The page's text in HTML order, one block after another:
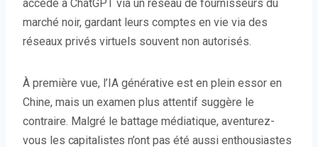
accédé à ChatGPT via un réseau de fournisseurs du
marché noir, gardant leurs comptes en vie via des
réseaux privés virtuels souvent non autorisés.
À première vue, l’IA générative est en plein essor en
Chine, mais un examen plus attentif suggère le
contraire. Malgré le battage médiatique, aventurez-
vous les capitalistes n’ont pas été aussi enthousiastes